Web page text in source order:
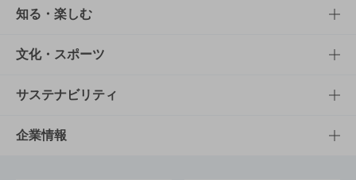
商品TOP
商品一覧
商品発売情報
栄養成分一覧
知る・楽しむ
知る・楽しむTOP
キャンペーン
工場見学
文化・スポーツ
文化・スポーツTOP
サントリーホール
サステナビリティ
サステナビリティTOP
企業情報